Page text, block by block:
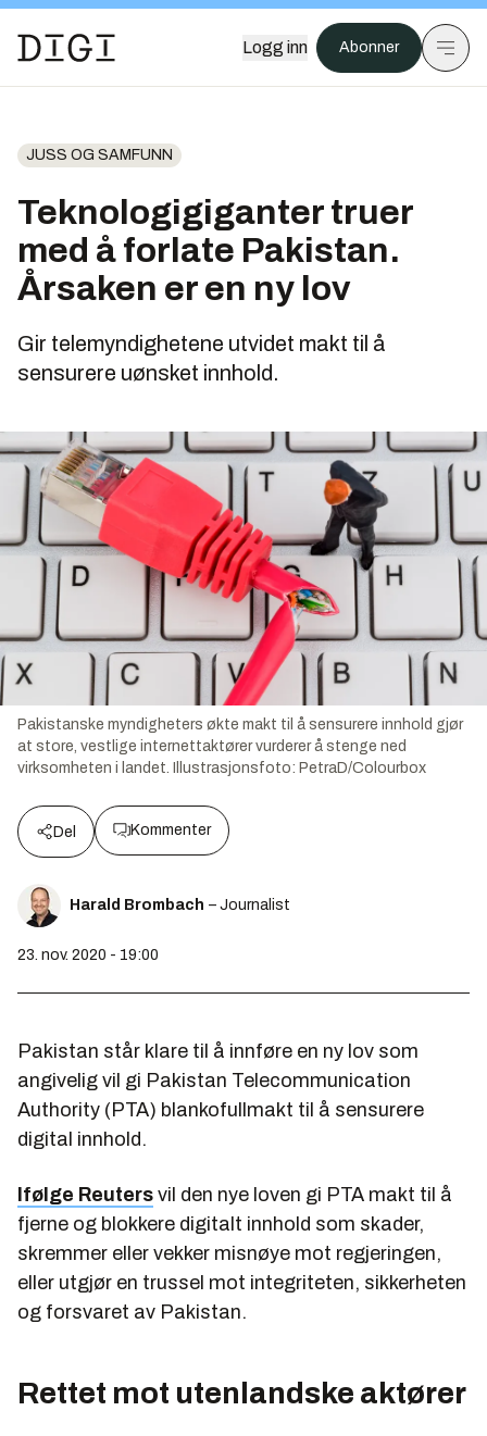
Logg inn Abonner
JUSS OG SAMFUNN
Teknologigiganter truer
med å forlate Pakistan.
Årsaken er en ny lov
Gir telemyndighetene utvidet makt til å
sensurere uønsket innhold.
Pakistanske myndigheters økte makt til å sensurere innhold gjør
at store, vestlige internettaktører vurderer å stenge ned
virksomheten i landet.
Illustrasjonsfoto: PetraD/Colourbox
Del Kommenter
Harald Brombach – Journalist
23. nov. 2020 - 19:00
Pakistan står klare til å innføre en ny lov som
angivelig vil gi Pakistan Telecommunication
Authority (PTA) blankofullmakt til å sensurere
digital innhold.
Ifølge Reuters vil den nye loven gi PTA makt til å
fjerne og blokkere digitalt innhold som skader,
skremmer eller vekker misnøye mot regjeringen,
eller utgjør en trussel mot integriteten, sikkerheten
og forsvaret av Pakistan.
Rettet mot utenlandske aktører